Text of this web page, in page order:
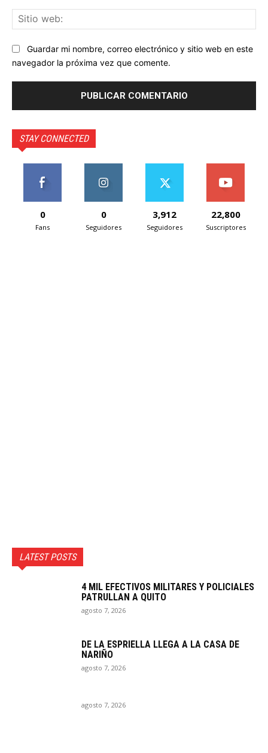
Guardar mi nombre, correo electrónico y sitio web en este
navegador la próxima vez que comente.
STAY CONNECTED
0
Fans
0
Seguidores
3,912
Seguidores
22,800
Suscriptores
LATEST POSTS
4 MIL EFECTIVOS MILITARES Y POLICIALES
PATRULLAN A QUITO
agosto 7, 2026
DE LA ESPRIELLA LLEGA A LA CASA DE
NARIÑO
agosto 7, 2026
agosto 7, 2026